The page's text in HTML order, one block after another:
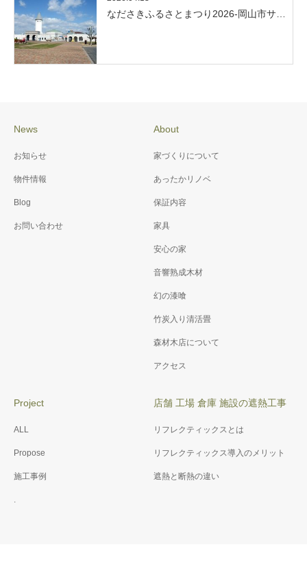
なださきふるさとまつり2026-岡山市サ…
News
お知らせ
物件情報
Blog
お問い合わせ
About
家づくりについて
あったかリノベ
保証内容
家具
安心の家
音響熟成木材
幻の漆喰
竹炭入り清活畳
森材木店について
アクセス
Project
ALL
Propose
施工事例
.
店舗 工場 倉庫 施設の遮熱工事
リフレクティックスとは
リフレクティックス導入のメリット
遮熱と断熱の違い